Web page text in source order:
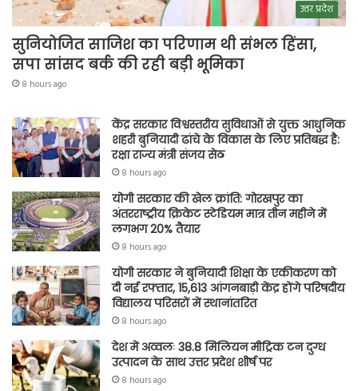
उत्तर प्रदेश
सुनियोजित साजिश का परिणाम थी संभल हिंसा,
सपा सांसद बर्क की रही बड़ी भूमिका
8 hours ago
केंद्र सरकार विश्वस्तरीय सुविधाओं से युक्त आधुनिक
शहरी बुनियादी ढांचे के विकास के लिए प्रतिबद्ध है:
रक्षा राज्य मंत्री संजय सेठ
8 hours ago
योगी सरकार की खेल क्रांति: गोरखपुर का
अंतरराष्ट्रीय क्रिकेट स्टेडियम मात्र तीन महीने में
लगभग 20% तैयार
8 hours ago
योगी सरकार ने बुनियादी शिक्षा के एकीकरण को
दी नई रफ्तार, 15,613 आंगनबाड़ी केंद्र होंगे परिषदीय
विद्यालय परिसरों में स्थानांतरित
8 hours ago
देश में अव्वलः 38.8 मिलियन मीट्रिक टन दुग्ध
उत्पादन के साथ उत्तर प्रदेश शीर्ष पर
8 hours ago